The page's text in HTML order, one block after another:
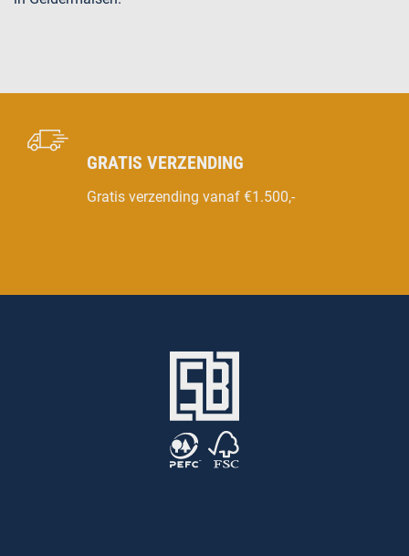
GRATIS VERZENDING
Gratis verzending vanaf €1.500,-